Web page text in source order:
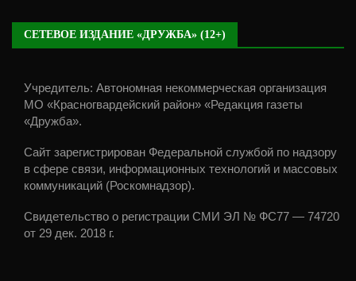
СЕТЕВОЕ ИЗДАНИЕ «ДРУЖБА» (12+)
Учредитель: Автономная некоммерческая организация
МО «Красногвардейский район» «Редакция газеты
«Дружба».
Сайт зарегистрирован Федеральной службой по надзору
в сфере связи, информационных технологий и массовых
коммуникаций (Роскомнадзор).
Свидетельство о регистрации СМИ ЭЛ № ФС77 — 74720
от 29 дек. 2018 г.